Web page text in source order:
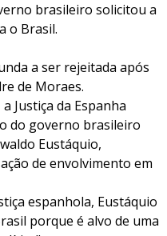
brasileiro solicitou a
o Brasil.
a ser rejeitada após
de Moraes.
Justiça da Espanha
do governo brasileiro
Eustáquio,
de envolvimento em
espanhola, Eustáquio
porque é alvo de uma